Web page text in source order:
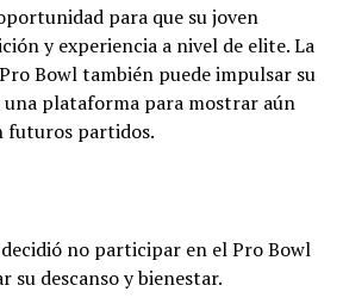
para que su joven
y experiencia a nivel de elite. La
Bowl también puede impulsar su
plataforma para mostrar aún
futuros partidos.
no participar en el Pro Bowl
su descanso y bienestar.